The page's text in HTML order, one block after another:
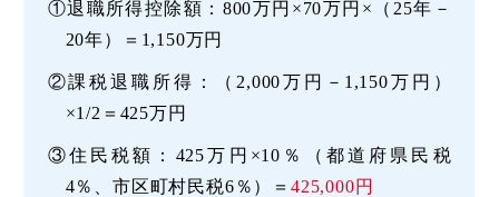
①退職所得控除額：800万円×70万円×（25年－
20年）＝1,150万円
②課税退職所得：（2,000万円－1,150万円）
×1/2＝425万円
③住民税額：425万円×10％（都道府県民税
4％、市区町村民税6％）＝ 425,000円